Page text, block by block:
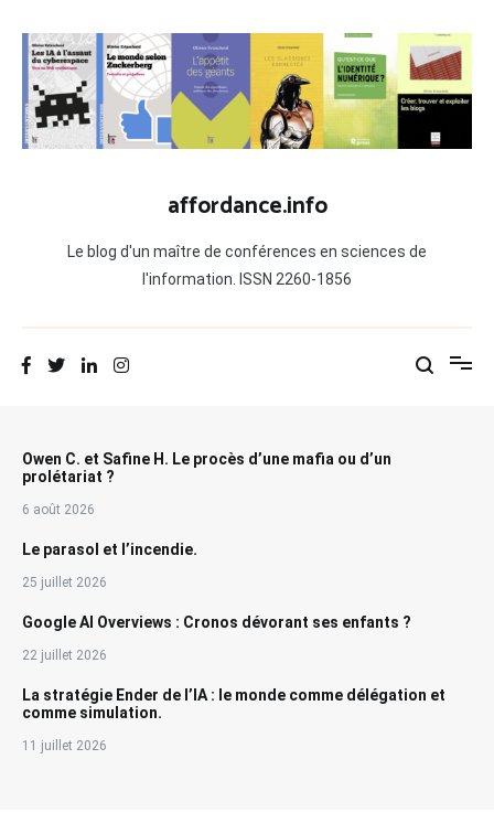
contenu
affordance.info
Le blog d'un maître de conférences en sciences de
l'information. ISSN 2260-1856
Owen C. et Safine H. Le procès d’une mafia ou d’un
prolétariat ?
6 août 2026
Le parasol et l’incendie.
25 juillet 2026
Google AI Overviews : Cronos dévorant ses enfants ?
22 juillet 2026
La stratégie Ender de l’IA : le monde comme délégation et
comme simulation.
11 juillet 2026